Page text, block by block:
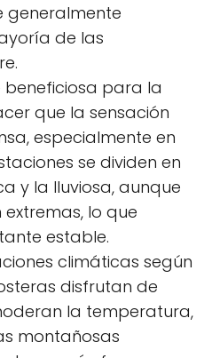
generalmente
de las
para la
que la sensación
especialmente en
se dividen en
y la lluviosa, aunque
lo que
estable.
climáticas según
disfrutan de
la temperatura,
montañosas